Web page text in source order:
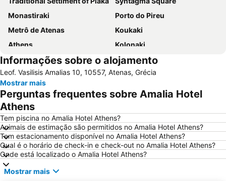
Monastiraki
Porto do Pireu
Metrô de Atenas
Koukaki
Athens
Kolonaki
Parthenon
Lavrio Port
Psirri
Kallithea
Megaron - Athens International Conference Centre
Christmas at Syntagma Square
War Museum
Praia Astir
Odeon de Herodes Ático
Templo de Zeus Olímpico
Areios Pagos
Omonia
Avlaki
Templo de Poseidon
Eretria
OAKA Olympic Stadium
Informações sobre o alojamento
Leof. Vasilisis Amalias 10, 10557, Atenas, Grécia
Mostrar mais
Perguntas frequentes sobre Amalia Hotel
Athens
Tem piscina no Amalia Hotel Athens?
Animais de estimação são permitidos no Amalia Hotel Athens?
Tem estacionamento disponível no Amalia Hotel Athens?
Qual é o horário de check-in e check-out no Amalia Hotel Athens?
Onde está localizado o Amalia Hotel Athens?
Mostrar mais